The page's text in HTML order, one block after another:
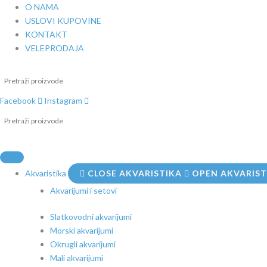
Pređi
sadržaj
O NAMA
USLOVI KUPOVINE
KONTAKT
VELEPRODAJA
Facebook Instagram
Akvaristika CLOSE AKVARISTIKA
OPEN
Akvarijumi i setovi
Slatkovodni akvarijumi
Morski akvarijumi
Okrugli akvarijumi
Mali akvarijumi